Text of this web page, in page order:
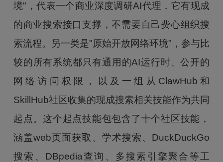
境"，代表一个商业深度调研AI代理，它有现成
的商业搜索接口支撑，不需要自己费心组织搜
索流程。另一类是"原始开放网络环境"，参与比
较的所有系统都只有通用的AI运行时、公开的
网络访问权限，以及一组从ClawHub和
SkillHub社区收集的现成搜索相关技能作为共同
起点。这个起点技能包包含了十个社区技能，
涵盖web页面获取、学术搜索、DuckDuckGo
搜索、DBpedia查询、多搜索引擎聚合等工